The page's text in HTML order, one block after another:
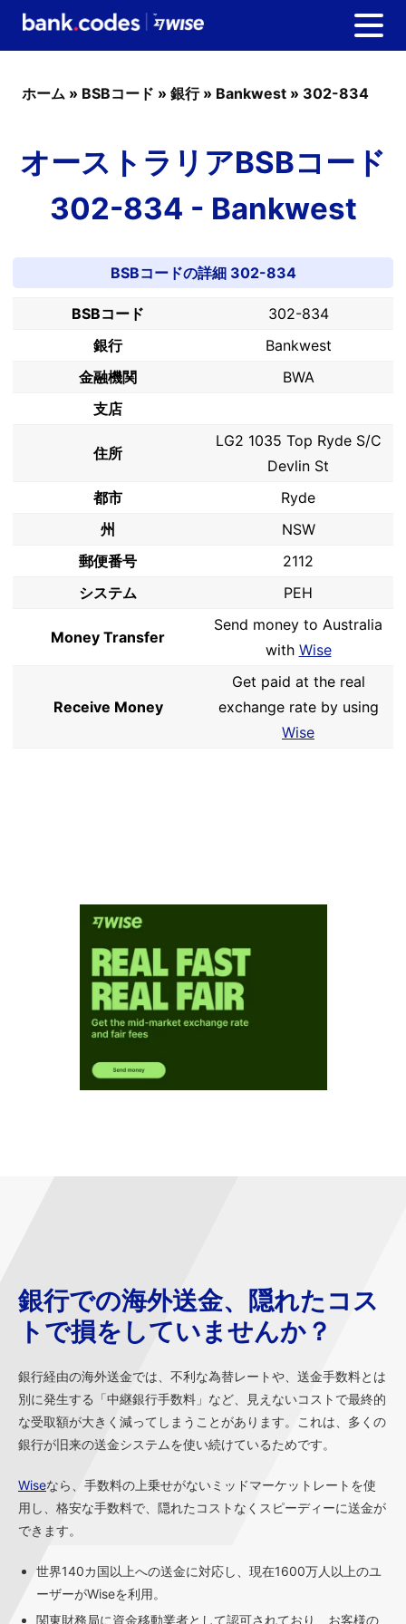
ホーム » BSBコード » 銀行» Bankwest » 302-834
オーストラリアBSBコード
302-834 - Bankwest
BSBコードの詳細 302-834
BSBコード
302-834
銀行
Bankwest
金融機関
BWA
支店
住所
LG2 1035 Top Ryde S/C
Devlin St
都市
Ryde
州
NSW
郵便番号
2112
システム
PEH
Money Transfer
Send money to Australia
with Wise
Receive Money
Get paid at the real
exchange rate by using
Wise
銀行での海外送金、隠れたコス
トで損をしていませんか？
銀行経由の海外送金では、不利な為替レートや、送金手数料とは
別に発生する「中継銀行手数料」など、見えないコストで最終的
な受取額が大きく減ってしまうことがあります。これは、多くの
銀行が旧来の送金システムを使い続けているためです。
Wiseなら、手数料の上乗せがないミッドマーケットレートを使
用し、格安な手数料で、隠れたコストなくスピーディーに送金が
できます。
世界140カ国以上への送金に対応し、現在1600万人以上のユ
ーザーがWiseを利用。
関東財務局に資金移動業者として認可されており、お客様の